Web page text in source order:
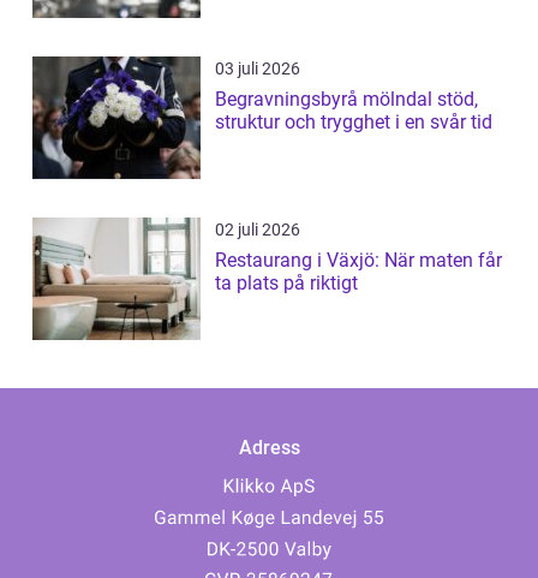
03 juli 2026
Begravningsbyrå mölndal stöd,
struktur och trygghet i en svår tid
02 juli 2026
Restaurang i Växjö: När maten får
ta plats på riktigt
Adress